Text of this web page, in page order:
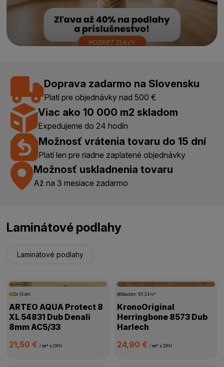
Doprava zadarmo na Slovensku
Platí pre objednávky nad 500 €
Viac ako 10 000 m2 skladom
Expedujeme do 24 hodín
Možnosť vrátenia tovaru do 15 dní
Platí len pre riadne zaplatené objednávky
Možnosť uskladnenia tovaru
Až na 3 mesiace zadarmo
Laminátové podlahy
Laminátové podlahy
Do 14 dní
ARTEO AQUA Protect 8
XL 54831 Dub Denali
8mm AC5/33
21,50 €/ m² s DPH
Skladom 101.24 m²
KronoOriginal
Herringbone 8573 Dub
Harlech
24,90 € / m² s DPH